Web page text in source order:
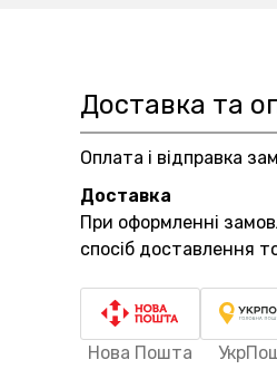
Доставка та
Оплата і відправка
Доставка
При оформленні
спосіб доставлення
Нова Пошта